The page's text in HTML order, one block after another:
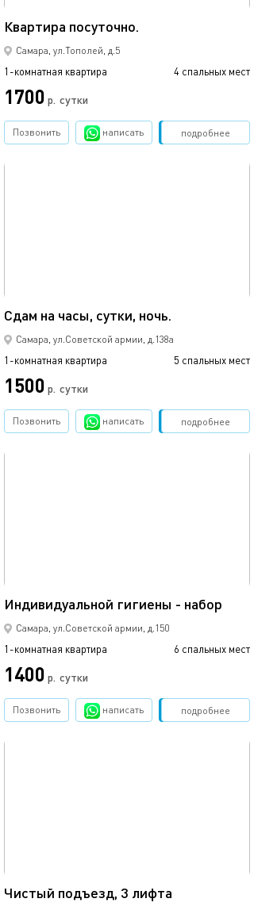
Квартира посуточно.
Самара, ул.Тополей, д.5
1-комнатная квартира 4 спальных мест
1700 р. сутки
подробнее
Позвонить написать Забронировать
Сдам на часы, сутки, ночь.
Самара, ул.Советской армии, д.138а
1-комнатная квартира 5 спальных мест
1500 р. сутки
подробнее
Позвонить написать Забронировать
Индивидуальной гигиены - набор
Самара, ул.Советской армии, д.150
1-комнатная квартира 6 спальных мест
1400 р. сутки
подробнее
Позвонить написать Забронировать
Чистый подъезд, 3 лифта